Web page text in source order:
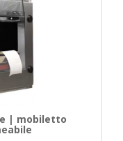
| mobiletto